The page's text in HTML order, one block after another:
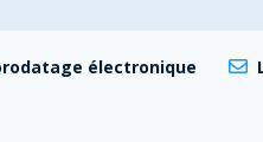
électronique